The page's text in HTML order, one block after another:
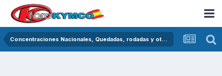
Concentraciones Nacionales, Quedadas, rodadas y otras crónicas del asfalto